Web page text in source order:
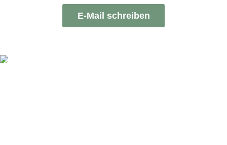
E-Mail schreiben